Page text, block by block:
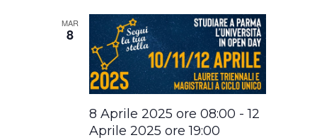
MAR
8
8 Aprile 2025 ore 08:00 -12
Aprile 2025 ore 19:00